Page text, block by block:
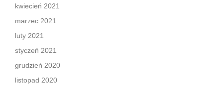
kwiecień 2021
marzec 2021
luty 2021
styczeń 2021
grudzień 2020
listopad 2020